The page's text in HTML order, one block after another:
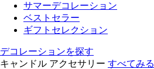
サマーデコレーション
ベストセラー
ギフトセレクション
デコレーションを探す
キャンドル アクセサリー すべてみる